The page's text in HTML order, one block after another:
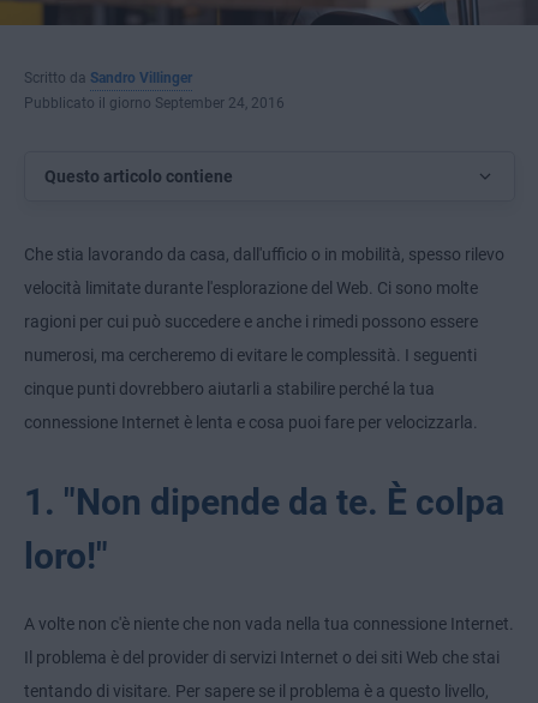
Scritto da Sandro Villinger
Pubblicato il giorno September 24, 2016
Questo articolo contiene
Che stia lavorando da casa, dall'ufficio o in mobilità, spesso rilevo
velocità limitate durante l'esplorazione del Web. Ci sono molte
ragioni per cui può succedere e anche i rimedi possono essere
numerosi, ma cercheremo di evitare le complessità. I seguenti
cinque punti dovrebbero aiutarli a stabilire perché la tua
connessione Internet è lenta e cosa puoi fare per velocizzarla.
1. "Non dipende da te. È colpa
loro!"
A volte non c'è niente che non vada nella tua connessione Internet.
Il problema è del provider di servizi Internet o dei siti Web che stai
tentando di visitare. Per sapere se il problema è a questo livello,